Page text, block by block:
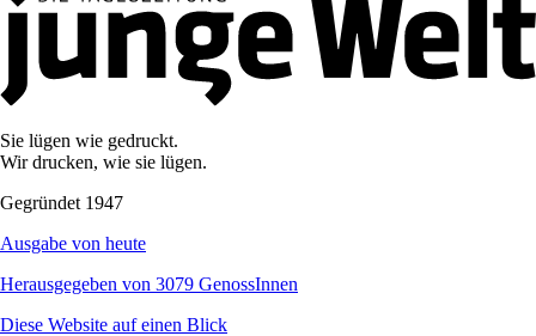
Sie lügen wie gedruckt.
Wir drucken, wie sie lügen.
Gegründet 1947
Ausgabe von heute
Herausgegeben von 3079 GenossInnen
Diese Website auf einen Blick